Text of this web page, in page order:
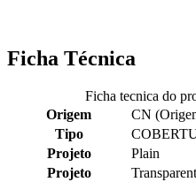
Ficha Técnica
Ficha tecnica do
Origem
CN
Tipo
Projeto
Plain
Projeto